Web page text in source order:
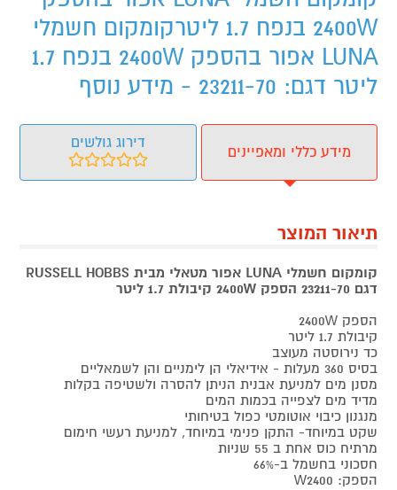
2400W בנפח 1.7 ליטרקומקום חשמלי
LUNA אפור בהספק 2400W בנפח 1.7
ליטר דגם: 23211-70 - מידע נוסף
מידע כללי ומאפיינים
דירוג גולשים
תיאור המוצר
קומקום חשמלי LUNA אפור מטאלי מבית RUSSELL HOBBS
דגם 23211-70 הספק 2400W קיבולת 1.7 ליטר
הספק 2400W
קיבולת 1.7 ליטר
כד נירוסטה מעוצב
בסיס 360 מעלות - אידיאלי הן לימניים והן לשמאליים
מסנן מים למניעת אבנית הניתן להסרה ולשטיפה בקלות
מדיד מים לצפייה בכמות המים
מנגנון כיבוי אוטומטי כפול בטיחותי
שקט במיוחד- התקן פנימי במיוחד, למניעת רעשי חימום
מרתיח כוס אחת ב 55 שניות
חסכוני בחשמל ב-66%
הספק: W2400